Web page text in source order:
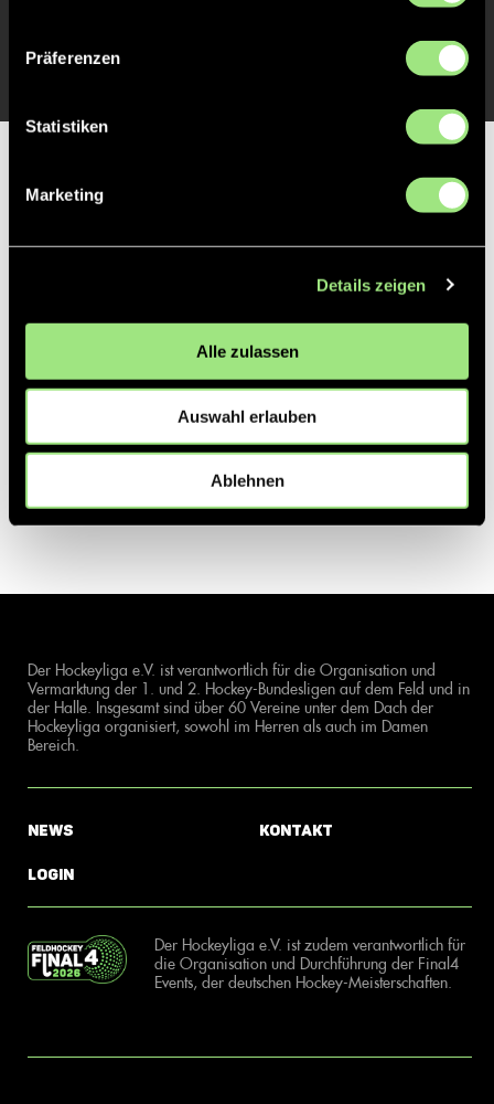
Präferenzen
Statistiken
Marketing
Details zeigen
Alle zulassen
Auswahl erlauben
Ablehnen
Der Hockeyliga e.V. ist verantwortlich für die Organisation und
Vermarktung der 1. und 2. Hockey-Bundesligen auf dem Feld und in
der Halle. Insgesamt sind über 60 Vereine unter dem Dach der
Hockeyliga organisiert, sowohl im Herren als auch im Damen
Bereich.
News
Login
Kontakt
Der Hockeyliga e.V. ist zudem verantwortlich für
die Organisation und Durchführung der Final4
Events, der deutschen Hockey-Meisterschaften.